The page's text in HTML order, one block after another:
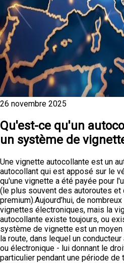
26 novembre 2025
Qu'est-ce qu'un
un système de
Une vignette autocollante est un
autocollant qui est apposé sur le
qu'une vignette a été payée pour
(le plus souvent des autoroutes et
premium).Aujourd’hui, de
vignettes électroniques, mais la
autocollante existe toujours, ou
système de vignette est un
la route, dans lequel un
ou électronique - lui donnant le
particulier pendant une période de